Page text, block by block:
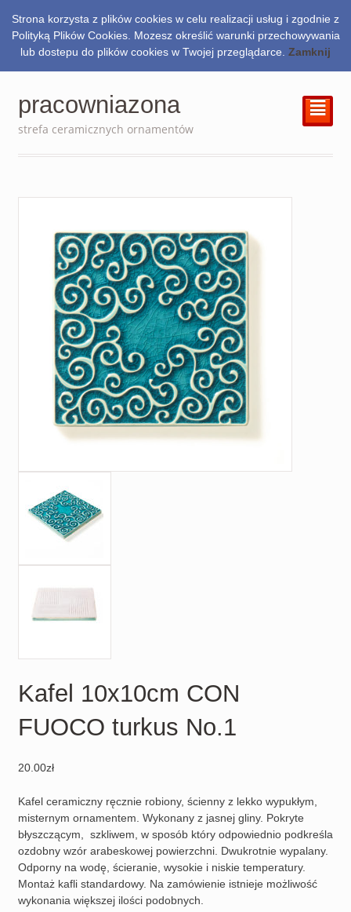
0.00zł
pracowniazona
strefa ceramicznych ornamentów
²
Kafel 10x10cm CON
FUOCO turkus No.1
20.00zł
Kafel ceramiczny ręcznie robiony, ścienny z lekko wypukłym,
misternym ornamentem. Wykonany z jasnej gliny. Pokryte
błyszczącym, szkliwem, w sposób który odpowiednio podkreśla
ozdobny wzór arabeskowej powierzchni. Dwukrotnie wypalany.
Odporny na wodę, ścieranie, wysokie i niskie temperatury.
Montaż kafli standardowy. Na zamówienie istnieje możliwość
wykonania większej ilości podobnych.
Strona korzysta z plików cookies w celu realizacji usług i zgodnie z
Polityką Plików Cookies. Mozesz określić warunki przechowywania
lub dostepu do plików cookies w Twojej przeglądarce. Zamknij